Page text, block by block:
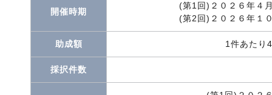
開催時期
(第1回)２０２６年４
(第2回)２０２６年１
助成額 1件あたり
採択件数